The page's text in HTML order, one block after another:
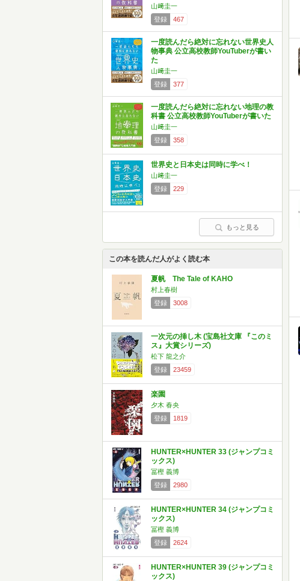
山﨑圭一
登録
467
一度読んだら絶対に忘れない世界史人
物事典 公立高校教師YouTuberが書い
た
山﨑圭一
登録
377
一度読んだら絶対に忘れない地理の教
科書 公立高校教師YouTuberが書いた
山﨑圭一
登録
358
世界史と日本史は同時に学べ！
山﨑圭一
登録
229
もっと見る
この本を読んだ人がよく読む本
夏帆 The Tale of KAHO
村上春樹
登録
3008
一次元の挿し木 (宝島社文庫 『このミ
ス』大賞シリーズ)
松下 龍之介
登録
23459
楽園
夕木 春央
登録
1819
HUNTER×HUNTER 33 (ジャンプコミ
ックス)
冨樫 義博
登録
2980
HUNTER×HUNTER 34 (ジャンプコミ
ックス)
冨樫 義博
登録
2624
HUNTER×HUNTER 39 (ジャンプコミ
ックス)